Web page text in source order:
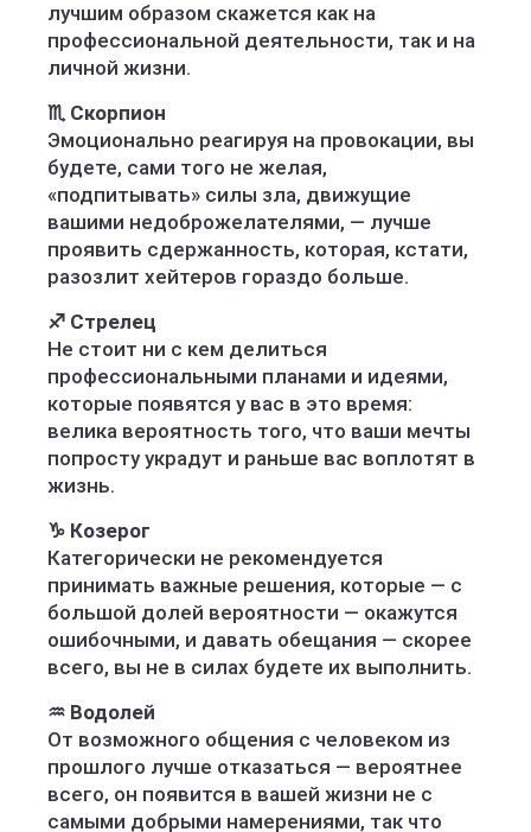
лучшим образом скажется как на
профессиональной деятельности, так и на
личной жизни.
♏️ Скорпион
Эмоционально реагируя на провокации, вы
будете, сами того не желая,
«подпитывать» силы зла, движущие
вашими недоброжелателями, — лучше
проявить сдержанность, которая, кстати,
разозлит хейтеров гораздо больше.
♐️ Стрелец
Не стоит ни с кем делиться
профессиональными планами и идеями,
которые появятся у вас в это время:
велика вероятность того, что ваши мечты
попросту украдут и раньше вас воплотят в
жизнь.
♑️ Козерог
Категорически не рекомендуется
принимать важные решения, которые — с
большой долей вероятности — окажутся
ошибочными, и давать обещания — скорее
всего, вы не в силах будете их выполнить.
♒️ Водолей
От возможного общения с человеком из
прошлого лучше отказаться — вероятнее
всего, он появится в вашей жизни не с
самыми добрыми намерениями, так что